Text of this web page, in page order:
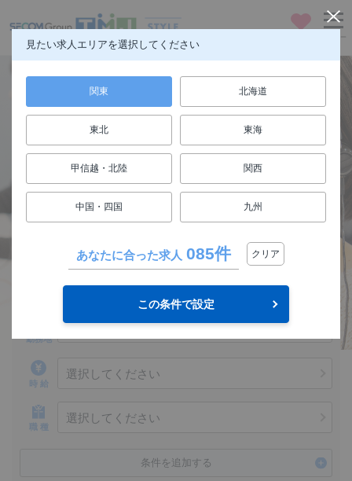
仕事も人生も楽しもう
FUN! JOB!
関東
勤務地
選択してください
時 給
選択してください
職 種
選択してください
条件を追加する
見たい求人エリアを選択してください
関東 北海道
東北 東海
甲信越・北陸 関西
中国・四国 九州
あなたに合った求人 085件 クリア
この条件で設定